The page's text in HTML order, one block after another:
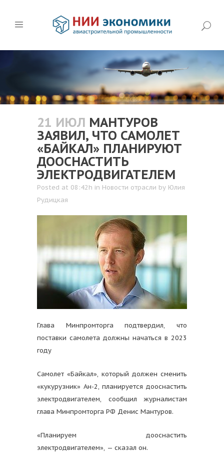
21 ИЮЛ МАНТУРОВ
ЗАЯВИЛ, ЧТО САМОЛЕТ
«БАЙКАЛ» ПЛАНИРУЮТ
ДООСНАСТИТЬ
ЭЛЕКТРОДВИГАТЕЛЕМ
Posted at 08:42h in Новости отрасли by Юлия
Рудицкая
Глава Минпромторга подтвердил, что
поставки самолета должны начаться в 2023
году
Самолет «Байкал», который должен сменить
«кукурузник» Ан-2, планируется дооснастить
электродвигателем, сообщил журналистам
глава Минпромторга РФ Денис Мантуров.
«Планируем дооснастить
электродвигателем», — сказал он.